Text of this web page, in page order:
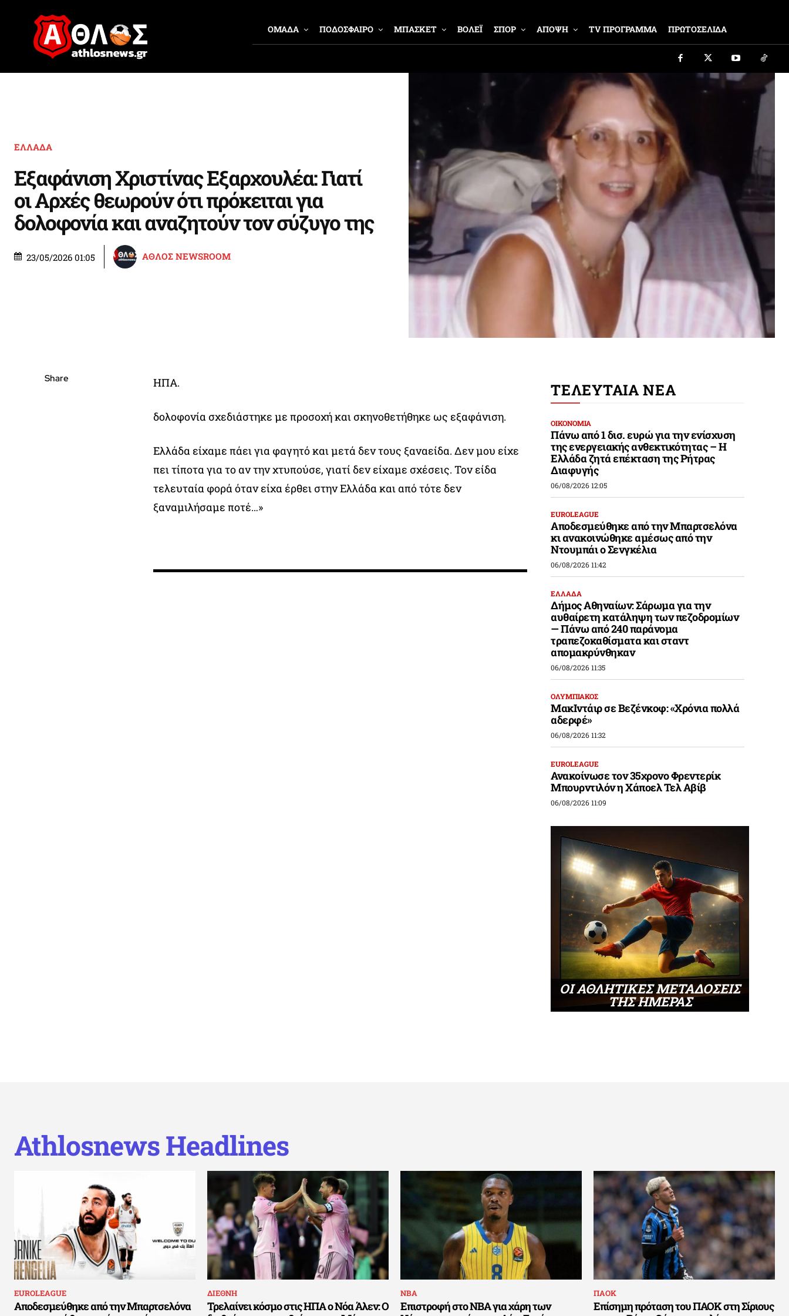
ΟΜΑΔΑ ΠΟΔΟΣΦΑΙΡΟ ΜΠΑΣΚΕΤ ΒΟΛΕΪ ΣΠΟΡ ΑΠΟΨΗ TV ΠΡΟΓΡΑΜΜΑ ΠΡΩΤΟΣΕΛΙΔΑ
ΕΛΛΑΔΑ
Εξαφάνιση Χριστίνας Εξαρχουλέα: Γιατί
οι Αρχές θεωρούν ότι πρόκειται για
δολοφονία και αναζητούν τον σύζυγο της
23/05/2026 01:05 ΑΘΛΟΣ NEWSROOM
Share ΗΠΑ.
δολοφονία σχεδιάστηκε με προσοχή και σκηνοθετήθηκε ως εξαφάνιση.
Ελλάδα είχαμε πάει για φαγητό και μετά δεν τους ξαναείδα. Δεν μου είχε
πει τίποτα για το αν την χτυπούσε, γιατί δεν είχαμε σχέσεις. Τον είδα
τελευταία φορά όταν είχα έρθει στην Ελλάδα και από τότε δεν
ξαναμιλήσαμε ποτέ…»
ΤΕΛΕΥΤΑΙΑ ΝΕΑ
ΟΙΚΟΝΟΜΙΑ
Πάνω από 1 δισ. ευρώ για την ενίσχυση
της ενεργειακής ανθεκτικότητας – Η
Ελλάδα ζητά επέκταση της Ρήτρας
Διαφυγής
06/08/2026 12:05
EUROLEAGUE
Αποδεσμεύθηκε από την Μπαρτσελόνα
κι ανακοινώθηκε αμέσως από την
Ντουμπάι ο Σενγκέλια
06/08/2026 11:42
ΕΛΛΑΔΑ
Δήμος Αθηναίων: Σάρωμα για την
αυθαίρετη κατάληψη των πεζοδρομίων
— Πάνω από 240 παράνομα
τραπεζοκαθίσματα και σταντ
απομακρύνθηκαν
06/08/2026 11:35
ΟΛΥΜΠΙΑΚΟΣ
ΜακΙντάιρ σε Βεζένκοφ: «Χρόνια πολλά
αδερφέ»
06/08/2026 11:32
EUROLEAGUE
Ανακοίνωσε τον 35χρονο Φρεντερίκ
Μπουρντιλόν η Χάποελ Τελ Αβίβ
06/08/2026 11:09
ΟΙ ΑΘΛΗΤΙΚΕΣ ΜΕΤΑΔΟΣΕΙΣ
ΤΗΣ ΗΜΕΡΑΣ
Athlosnews Headlines
EUROLEAGUE
Αποδεσμεύθηκε από την Μπαρτσελόνα
ΔΙΕΘΝΗ
Τρελαίνει κόσμο στις ΗΠΑ ο Νόα Άλεν: Ο
ΝΒΑ
Επιστροφή στο NBA για χάρη των
ΠΑΟΚ
Επίσημη πρόταση του ΠΑΟΚ στη Σίριους